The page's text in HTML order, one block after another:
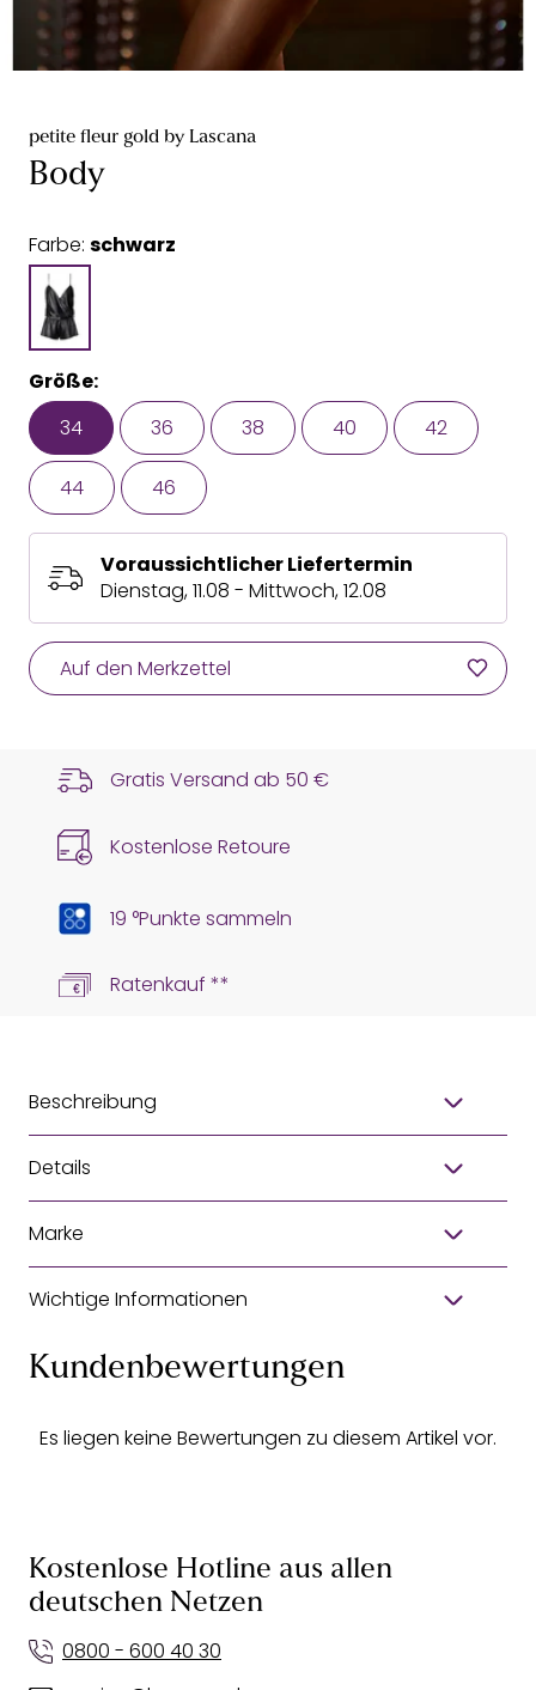
petite fleur gold by Lascana
Body
Farbe: schwarz
Größe:
34
36 38 40 42
44 46
Voraussichtlicher Liefertermin
Dienstag, 11.08 - Mittwoch, 12.08
Auf den Merkzettel
Gratis Versand ab 50 €
Kostenlose Retoure
19 °Punkte sammeln
Ratenkauf **
Beschreibung
Details
Marke
Wichtige Informationen
Kundenbewertungen
Es liegen keine Bewertungen zu diesem Artikel vor.
Kostenlose Hotline aus allen
deutschen Netzen
0800 - 600 40 30